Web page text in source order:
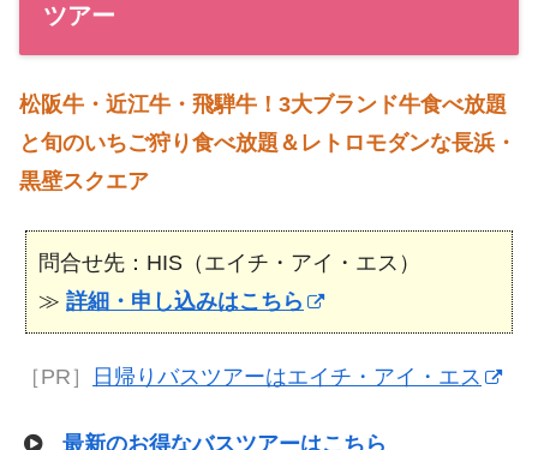
ツアー
松阪牛・近江牛・飛騨牛！3大ブランド牛食べ放題
と旬のいちご狩り食べ放題＆レトロモダンな長浜・
黒壁スクエア
問合せ先：HIS（エイチ・アイ・エス）
≫ 詳細・申し込みはこちら
［PR］ 日帰りバスツアーはエイチ・アイ・エス
最新のお得なバスツアーはこちら